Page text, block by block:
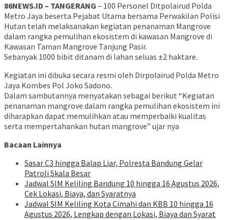
86NEWS.ID – TANGERANG – 100 Personel Ditpolairud Polda
Metro Jaya beserta Pejabat Utama bersama Perwakilan Polisi
Hutan telah melaksanakan kegiatan penanaman Mangrove
dalam rangka pemulihan ekosistem di kawasan Mangrove di
Kawasan Taman Mangrove Tanjung Pasir.
Sebanyak 1000 bibit ditanam di lahan seluas ±2 haktare.
Kegiatan ini dibuka secara resmi oleh Dirpolairud Polda Metro
Jaya Kombes Pol Joko Sadono.
Dalam sambutannya menyatakan sebagai berikut “Kegiatan
penanaman mangrove dalam rangka pemulihan ekosistem ini
diharapkan dapat memulihkan atau memperbaiki kualitas
serta mempertahankan hutan mangrove” ujar nya
Bacaan Lainnya
Sasar C3 hingga Balap Liar, Polresta Bandung Gelar
Patroli Skala Besar
Jadwal SIM Keliling Bandung 10 hingga 16 Agustus 2026,
Cek Lokasi, Biaya, dan Syaratnya
Jadwal SIM Keliling Kota Cimahi dan KBB 10 hingga 16
Agustus 2026, Lengkap dengan Lokasi, Biaya dan Syarat